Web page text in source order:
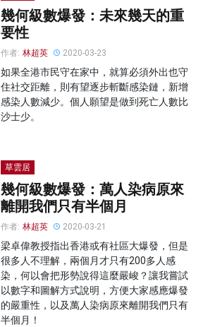
幾何級數爆發：未來幾天的重
要性
作者: 林超英 2020-03-23
如果全港市民守在家中，就算必須外出也守
住社交距離，則有望逐步斬斷感染鏈，新增
感染人數減少。個人願望是做到死亡人數比
沙士少。
草雲居
幾何級數爆發：萬人染病原來
離開我們只有半個月
作者: 林超英 2020-03-21
梁卓偉教授指出香港或有社區大爆發，但是
很多人不理解，兩個月才只有200多人感
染，何以會把形勢說得這麼嚴峻？讓我嘗試
以數字和圖解方式說明，方便大家感應爆發
的嚴重性，以及萬人染病原來離開我們只有
半個月！